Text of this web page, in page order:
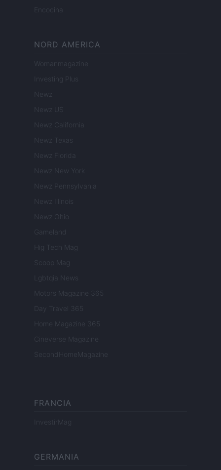
Encocina
NORD AMERICA
Womanmagazine
Investing Plus
Newz
Newz US
Newz California
Newz Texas
Newz Florida
Newz New York
Newz Pennsylvania
Newz Illinois
Newz Ohio
Gameland
Hig Tech Mag
Scoop Mag
Lgbtqia News
Motors Magazine 365
Day Travel 365
Home Magazine 365
Cineverse Magazine
SecondHomeMagazine
FRANCIA
InvestirMag
GERMANIA